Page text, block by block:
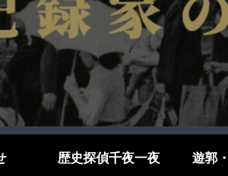
歴史探偵千夜一夜 遊郭